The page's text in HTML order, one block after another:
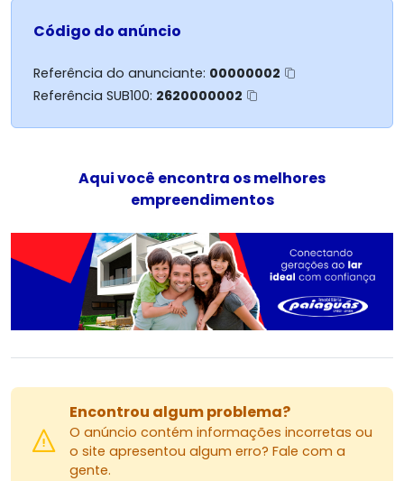
Código do anúncio
Referência do anunciante: 00000002
Referência SUB100: 2620000002
Aqui você encontra os melhores
empreendimentos
Encontrou algum problema?
O anúncio contém informações incorretas ou
o site apresentou algum erro? Fale com a
gente.